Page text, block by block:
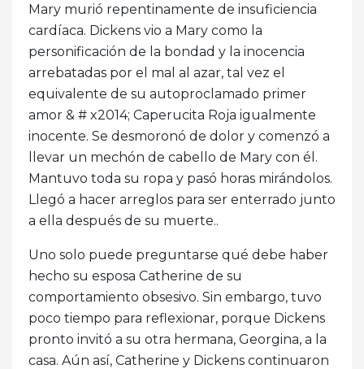
Mary murió repentinamente de insuficiencia
cardíaca. Dickens vio a Mary como la
personificación de la bondad y la inocencia
arrebatadas por el mal al azar, tal vez el
equivalente de su autoproclamado primer
amor & # x2014; Caperucita Roja igualmente
inocente. Se desmoronó de dolor y comenzó a
llevar un mechón de cabello de Mary con él.
Mantuvo toda su ropa y pasó horas mirándolos.
Llegó a hacer arreglos para ser enterrado junto
a ella después de su muerte..
Uno solo puede preguntarse qué debe haber
hecho su esposa Catherine de su
comportamiento obsesivo. Sin embargo, tuvo
poco tiempo para reflexionar, porque Dickens
pronto invitó a su otra hermana, Georgina, a la
casa. Aún así, Catherine y Dickens continuaron